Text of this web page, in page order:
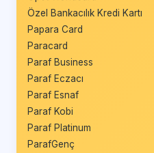
Özel Bankacılık Kredi Kartı
Papara Card
Paracard
Paraf Business
Paraf Eczacı
Paraf Esnaf
Paraf Kobi
Paraf Platinum
ParafGenç